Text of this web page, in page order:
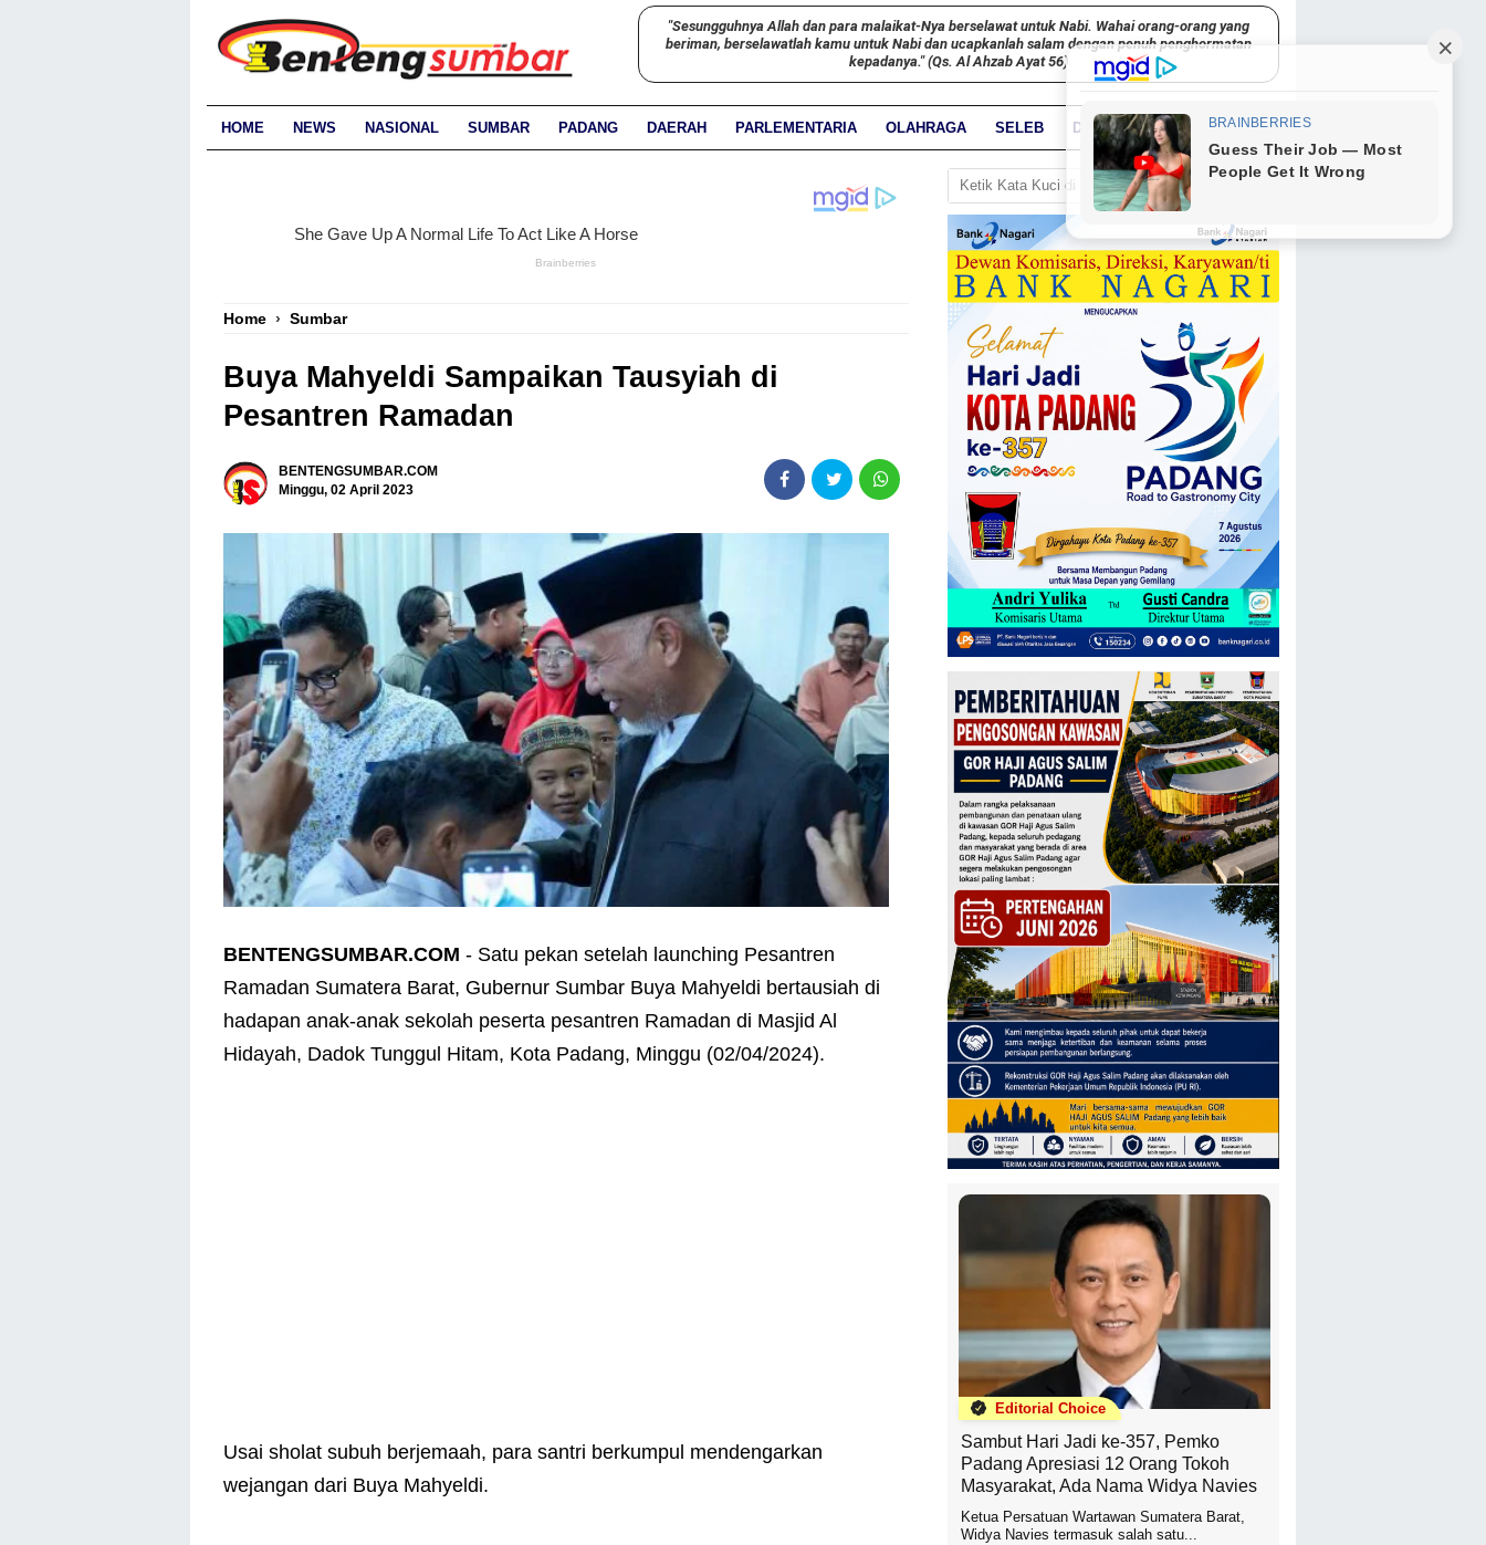
"Sesungguhnya Allah dan para malaikat-Nya berselawat untuk Nabi. Wahai orang-orang yang
beriman, berselawatlah kamu untuk Nabi dan ucapkanlah salam dengan penuh penghormatan
kepadanya." (Qs. Al Ahzab Ayat 56)
HOME NEWS NASIONAL SUMBAR PADANG DAERAH PARLEMENTARIA OLAHRAGA SELEB DUNIA PARIWARA
Home › Sumbar
Buya Mahyeldi Sampaikan Tausyiah di
Pesantren Ramadan
BENTENGSUMBAR.COM
Minggu, 02 April 2023
BENTENGSUMBAR.COM - Satu pekan setelah launching Pesantren
Ramadan Sumatera Barat, Gubernur Sumbar Buya Mahyeldi bertausiah di
hadapan anak-anak sekolah peserta pesantren Ramadan di Masjid Al
Hidayah, Dadok Tunggul Hitam, Kota Padang, Minggu (02/04/2024).
Usai sholat subuh berjemaah, para santri berkumpul mendengarkan
wejangan dari Buya Mahyeldi.
Editorial Choice
Sambut Hari Jadi ke-357, Pemko
Padang Apresiasi 12 Orang Tokoh
Masyarakat, Ada Nama Widya Navies
Ketua Persatuan Wartawan Sumatera Barat,
Widya Navies termasuk salah satu...